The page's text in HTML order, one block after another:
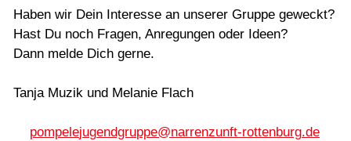
Haben wir Dein Interesse an unserer Gruppe geweckt?
Hast Du noch Fragen, Anregungen oder Ideen?
Dann melde Dich gerne.
Tanja Muzik und Melanie Flach
p mp j g ndgr pp n rr nz nft-r tt nb rg d